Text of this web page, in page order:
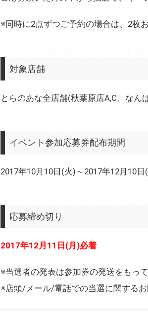
※同時に2点ずつご予約の場合は、2枚
対象店舗
とらのあな全店舗(秋葉原店A,C、なん
イベント参加応募券配布期間
2017年10月10日(火)～2017年12月10
応募締め切り
2017年12月11日(月)必着
※当選者の発表は参加券の発送をもっ
※店頭/メール/電話での当選に関する